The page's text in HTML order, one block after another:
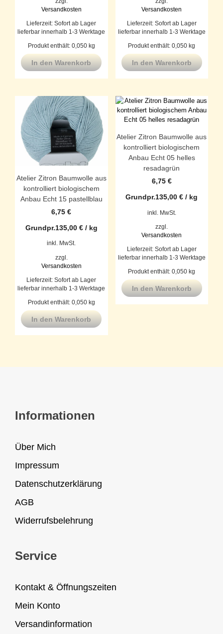
Versandkosten
Lieferzeit:Sofort ab Lager
lieferbar innerhalb 1-3 Werktage
Produkt enthält: 0,050 kg
In den Warenkorb
Versandkosten
Lieferzeit: Sofort ab Lager
lieferbar innerhalb 1-3 Werktage
Produkt enthält: 0,050 kg
In den Warenkorb
Atelier Zitron Baumwolle aus
kontrolliert biologischem
Anbau Echt 15 pastellblau
6,75€
Grundpr.135,00 €/ kg
inkl. MwSt.
zzgl.
Versandkosten
Lieferzeit:Sofort ab Lager
lieferbar innerhalb 1-3 Werktage
Produkt enthält: 0,050 kg
In den Warenkorb
Atelier Zitron Baumwolle aus
kontrolliert biologischem
Anbau Echt 05 helles
resadagrün
6,75 €
Grundpr.135,00€ / kg
inkl. MwSt.
zzgl.
Versandkosten
Lieferzeit: Sofort ab Lager
lieferbar innerhalb 1-3 Werktage
Produkt enthält: 0,050 kg
In den Warenkorb
Informationen
Über Mich
Impressum
Datenschutzerklärung
AGB
Widerrufsbelehrung
Service
Kontakt & Öffnungszeiten
Mein Konto
Versandinformation